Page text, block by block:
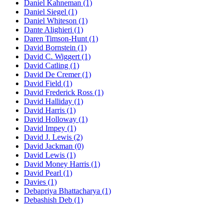
Daniel Kahneman (1)
Daniel Siegel (1)
Daniel Whiteson (1)
Dante Alighieri (1)
Daren Timson-Hunt (1)
David Bornstein (1)
David C. Wiggert (1)
David Catling (1)
David De Cremer (1)
David Field (1)
David Frederick Ross (1)
David Halliday (1)
David Harris (1)
David Holloway (1)
David Impey (1)
David J. Lewis (2)
David Jackman (0)
David Lewis (1)
David Money Harris (1)
David Pearl (1)
Davies (1)
Debapriya Bhattacharya (1)
Debashish Deb (1)